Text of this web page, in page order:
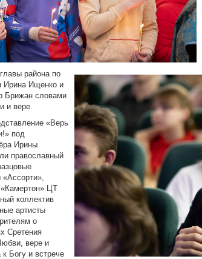
района по
Ирина Ищенко и
Брижан словами
и вере.
«Верь
под
Ирины
православный
«Ассорти»,
ЦТ
коллектив
артисты
о
Сретения
вере и
Богу и встрече